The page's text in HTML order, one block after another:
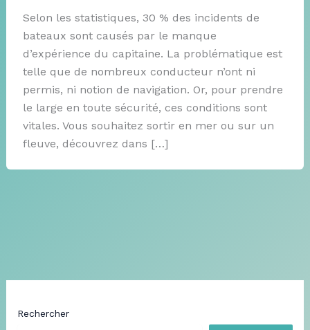
Selon les statistiques, 30 % des incidents de
bateaux sont causés par le manque
d’expérience du capitaine. La problématique est
telle que de nombreux conducteur n’ont ni
permis, ni notion de navigation. Or, pour prendre
le large en toute sécurité, ces conditions sont
vitales. Vous souhaitez sortir en mer ou sur un
fleuve, découvrez dans […]
Rechercher